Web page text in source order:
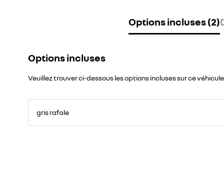
Options incluses (2)
Options incluses
Veuillez trouver ci-dessous les options incluses sur ce véhicule
gris rafale